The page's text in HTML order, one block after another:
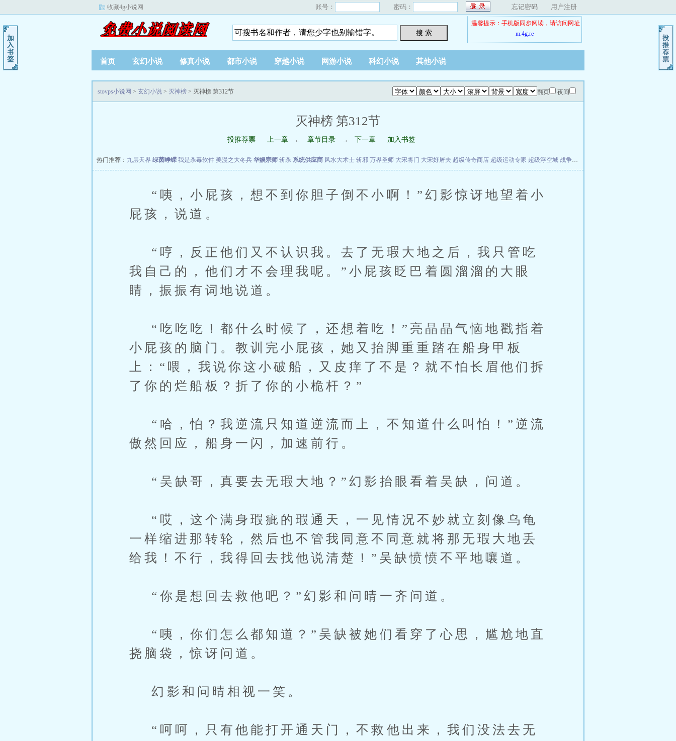
收藏4g小说网 账号： 密码： 忘记密码 用户注册
搜 索
温馨提示：手机版同步阅读，请访问网址
m.4g.re
首页 玄幻小说 修真小说 都市小说 穿越小说 网游小说 科幻小说 其他小说
翻页 夜间
stovps小说网 > 玄幻小说 > 灭神榜 > 灭神榜 第312节
灭神榜 第312节
投推荐票 上一章 ← 章节目录 → 下一章 加入书签
热门推荐： 九层天界 绿茵峥嵘 我是杀毒软件 美漫之大冬兵 华娱宗师 斩杀 系统供应商 风水大术士 斩邪 万界圣师 大宋将门 大宋好屠夫 超级传奇商店 超级运动专家 超级浮空城 战争天堂
“咦，小屁孩，想不到你胆子倒不小啊！”幻影惊讶地望着小
屁孩，说道。
“哼，反正他们又不认识我。去了无瑕大地之后，我只管吃
我自己的，他们才不会理我呢。”小屁孩眨巴着圆溜溜的大眼
睛，振振有词地说道。
“吃吃吃！都什么时候了，还想着吃！”亮晶晶气恼地戳指着
小屁孩的脑门。教训完小屁孩，她又抬脚重重踏在船身甲板
上：“喂，我说你这小破船，又皮痒了不是？就不怕长眉他们拆
了你的烂船板？折了你的小桅杆？”
“哈，怕？我逆流只知道逆流而上，不知道什么叫怕！”逆流
傲然回应，船身一闪，加速前行。
“吴缺哥，真要去无瑕大地？”幻影抬眼看着吴缺，问道。
“哎，这个满身瑕疵的瑕通天，一见情况不妙就立刻像乌龟
一样缩进那转轮，然后也不管我同意不同意就将那无瑕大地丢
给我！不行，我得回去找他说清楚！”吴缺愤愤不平地嚷道。
“你是想回去救他吧？”幻影和问晴一齐问道。
“咦，你们怎么都知道？”吴缺被她们看穿了心思，尴尬地直
挠脑袋，惊讶问道。
幻影和问晴相视一笑。
“呵呵，只有他能打开通天门，不救他出来，我们没法去无